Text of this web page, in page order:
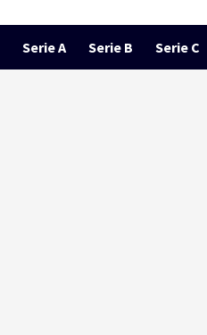
Serie A Serie B Serie C